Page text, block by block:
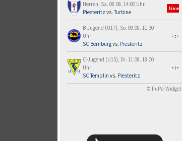
Herren, Sa. 08.08. 14:00 Uhr
Piesteritz vs.Turbine
live
B-Jugend (U17), So. 09.08. 11:30
Uhr
SC Bernburgvs. Piesteritz
-:-
C-Jugend (U15), Di. 11.08. 18:00
Uhr
SC Templin vs. Piesteritz
-:-
© FuPa-Widget